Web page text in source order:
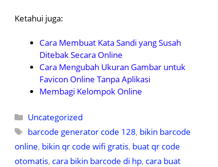
Ketahui juga:
Cara Membuat Kata Sandi yang Susah
Ditebak Secara Online
Cara Mengubah Ukuran Gambar untuk
Favicon Online Tanpa Aplikasi
Membagi Kelompok Online
Kategori
Uncategorized
Tag
barcode generator code 128, bikin barcode
online, bikin qr code wifi gratis, buat qr code
otomatis, cara bikin barcode di hp, cara buat